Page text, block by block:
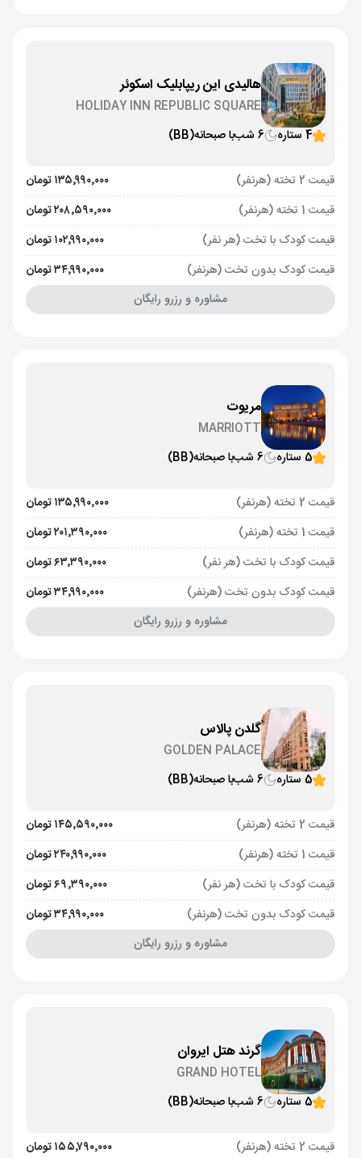
هالیدی این ریپابلیک اسکوئر
HOLIDAY INN REPUBLIC SQUARE
4 ستاره
6 شب با صبحانه(BB)
قیمت 2 تخته (هرنفر)
۱۳۵٬۹۹۰٬۰۰۰ تومان
قیمت 1 تخته (هرنفر)
۲۰۸٬۵۹۰٬۰۰۰ تومان
قیمت کودک با تخت (هر نفر)
۱۰۲٬۹۹۰٬۰۰۰ تومان
قیمت کودک بدون تخت (هرنفر)
۳۴٬۹۹۰٬۰۰۰ تومان
مشاوره و رزرو رایگان
مریوت
MARRIOTT
5 ستاره
6 شب با صبحانه(BB)
قیمت 2 تخته (هرنفر)
۱۳۵٬۹۹۰٬۰۰۰ تومان
قیمت 1 تخته (هرنفر)
۲۰۱٬۳۹۰٬۰۰۰ تومان
قیمت کودک با تخت (هر نفر)
۶۳٬۳۹۰٬۰۰۰ تومان
قیمت کودک بدون تخت (هرنفر)
۳۴٬۹۹۰٬۰۰۰ تومان
مشاوره و رزرو رایگان
گلدن پالاس
GOLDEN PALACE
5 ستاره
6 شب با صبحانه(BB)
قیمت 2 تخته (هرنفر)
۱۴۵٬۵۹۰٬۰۰۰ تومان
قیمت 1 تخته (هرنفر)
۲۴۰٬۹۹۰٬۰۰۰ تومان
قیمت کودک با تخت (هر نفر)
۶۹٬۳۹۰٬۰۰۰ تومان
قیمت کودک بدون تخت (هرنفر)
۳۴٬۹۹۰٬۰۰۰ تومان
مشاوره و رزرو رایگان
گرند هتل ایروان
GRAND HOTEL
5 ستاره
6 شب با صبحانه(BB)
قیمت 2 تخته (هرنفر)
۱۵۵٬۷۹۰٬۰۰۰ تومان